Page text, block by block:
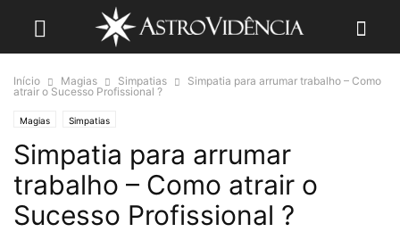
Início Magias Simpatias
Simpatia para arrumar trabalho – Como
atrair o Sucesso Profissional ?
Magias Simpatias
Simpatia para arrumar
trabalho – Como atrair o
Sucesso Profissional ?